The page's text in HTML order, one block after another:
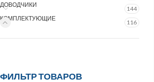
ДОВОДЧИКИ
144
КОМПЛЕКТУЮЩИЕ
116
ФИЛЬТР ТОВАРОВ